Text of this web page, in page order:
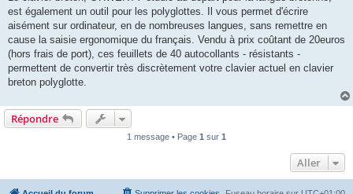
est également un outil pour les polyglottes. Il vous permet d'écrire
aisément sur ordinateur, en de nombreuses langues, sans remettre en
cause la saisie ergonomique du français. Vendu à prix coûtant de 20euros
(hors frais de port), ces feuillets de 40 autocollants - résistants -
permettent de convertir très discrètement votre clavier actuel en clavier
breton polyglotte.
Répondre
1 message • Page 1 sur 1
Aller